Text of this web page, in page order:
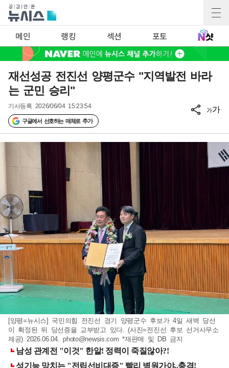
메인 랭킹 섹션 포토
재선성공 전진선 양평군수 "지역발전 바라
는 군민 승리"
기사등록 2026/06/04 15:23:54
구글에서 선호하는 매체로 추가
가가
[양평=뉴시스] 국민의힘 전진선 경기 양평군수 후보가 4일 새벽 당선
이 확정된 뒤 당선증을 교부받고 있다. (사진=전진선 후보 선거사무소
제공) 2026.06.04.photo@newsis.com *재판매 및 DB 금지